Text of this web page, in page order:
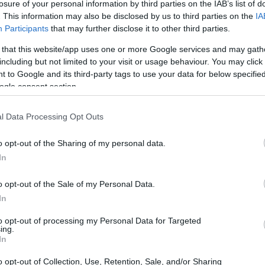
of your personal information by third parties on the IAB’s list of
This information may also be disclosed by us to third parties on the
Participants that may further disclose it to other third parties.
that this website/app uses one or more Google services and may
but not limited to your visit or usage behaviour. You may
to Google and its third-party tags to use your data for below
consent section.
Data Processing Opt Outs
opt-out of the Sharing of my personal data.
opt-out of the Sale of my Personal Data.
opt-out of processing my Personal Data for Targeted
opt-out of Collection, Use, Retention, Sale, and/or Sharing
οι οποίες ανταποκρίθηκαν με
σύμφωνα με την εισήγηση της
και στις οποίες απονέμεται το Σήμα
με αλφαβητική σειρά):
Α.Ε
Ανώνυμη Εταιρεία
Εταιρεία
09:21
09:00